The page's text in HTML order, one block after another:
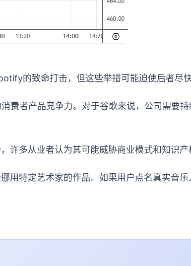
的致命打击，但这些举措可能迫使后者
费者产品竞争力。对于谷歌来说，公司需要
，许多从业者认为其可能威胁商业模式和知
用特定艺术家的作品。如果用户点名真实音